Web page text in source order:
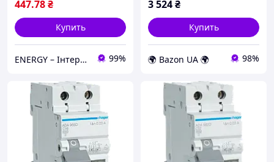
447.78₴
Купить
ENERGY – Інтернет-магазин електротоварів 99%
3 524₴
Купить
🌍 Bazon UA 🌍 98%